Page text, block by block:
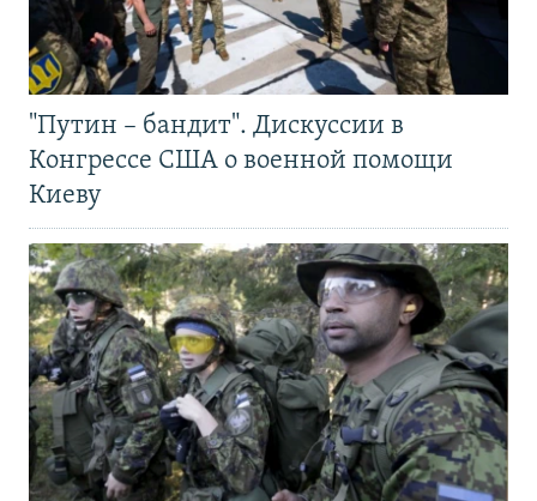
"Путин – бандит". Дискуссии в
Конгрессе США о военной помощи
Киеву